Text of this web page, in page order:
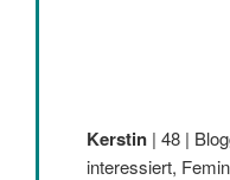
Kerstin | 48 |
interessiert,